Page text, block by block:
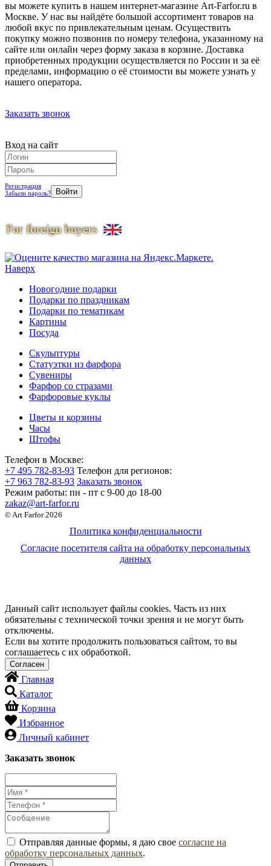
вы можете купить в нашем интернет-магазине Art-Farfor.ru в
Москве. У нас вы найдёте большой ассортимент товаров на
любой вкус по привлекательным ценам. Осуществить
покупку можно позвонив по номеру телефона, указанному на
сайте или онлайн через форму заказа в корзине. Доставка
приобретенных продукции осуществляется по России и за её
пределами, информацию о её стоимости вы можете узнать у
нашего оператора.
Заказать звонок
Вход на сайт
Регистрация
Забыли пароль?
Наверх
Новогодние подарки
Подарки по праздникам
Подарки по тематикам
Картины
Посуда
Скульптуры
Статуэтки из фарфора
Сувениры
Фарфор со стразами
Фарфоровые куклы
Цветы и корзины
Часы
Штофы
Телефон в Москве:
+7 495 782-83-93 Телефон для регионов:
+7 963 782-83-93 Заказать звонок
Режим работы: пн - пт c 9-00 до 18-00
zakaz@art-farfor.ru
© Art Farfor 2026
Политика конфиденциальности
Согласие посетителя сайта на обработку персональных
данных
Данный сайт использует файлы cookies. Часть из них
обязательны с технической точки зрения и не могут быть
отключены.
Если вы хотите продолжить пользоваться сайтом, то вы
соглашаетесь с их обработкой.
Главная
Каталог
Корзина
Избранное
Личный кабинет
Заказать звонок
Отправляя данные формы, я даю свое согласие на
обработку персональных данных.